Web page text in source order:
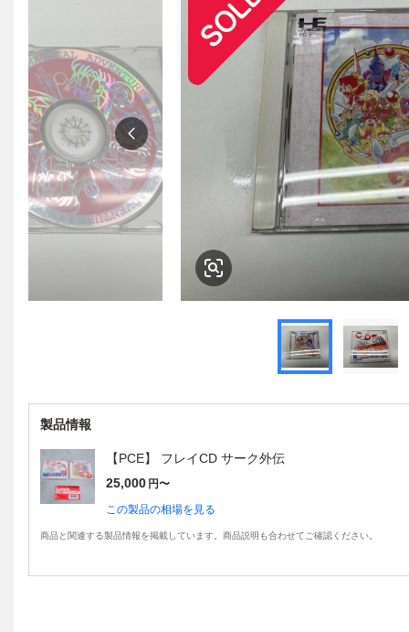
製品情報
【PCE】 フレイCD サーク外伝
25,000 円〜
この製品の相場を見る
商品と関連する製品情報を掲載しています。商品説明も合わせてご確認ください。